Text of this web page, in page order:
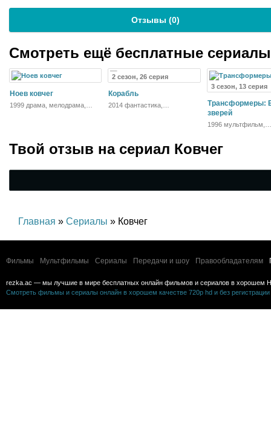
Отзывы (0)
Смотреть ещё бесплатные
Ноев ковчег
1999 драма, мелодрама,
2 сезон, 26 серия
Корабль
2014 фантастика,
3 сезон, 13 серия
Трансформеры:
зверей
1996 мультфильм,
Твой отзыв на сериал Ковчег
Главная » Сериалы » Ковчег
Фильмы Мультфильмы Сериалы Передачи и шоу Правообладателям
rezka.ac — мы лучшие в мире бесплатных онлайн фильмов и сериалов в хорошем
Смотреть фильмы и сериалы онлайн в хорошем качестве 720p hd и без